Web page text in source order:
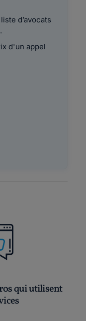
d’avocats
d'un appel
qui utilisent